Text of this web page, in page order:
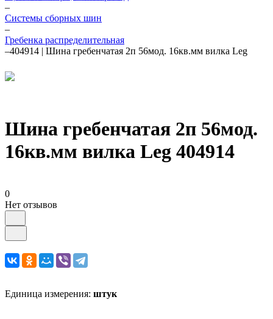
–
Системы сборных шин
–
Гребенка распределительная
–404914 | Шина гребенчатая 2п 56мод. 16кв.мм вилка Leg
Шина гребенчатая 2п 56мод.
16кв.мм вилка Leg 404914
0
Нет отзывов
Единица измерения: штук